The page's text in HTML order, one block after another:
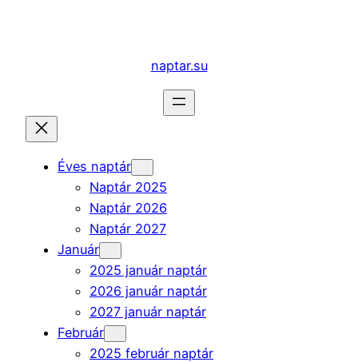
naptar.su
Éves naptár
Naptár 2025
Naptár 2026
Naptár 2027
Január
2025 január naptár
2026 január naptár
2027 január naptár
Február
2025 február naptár